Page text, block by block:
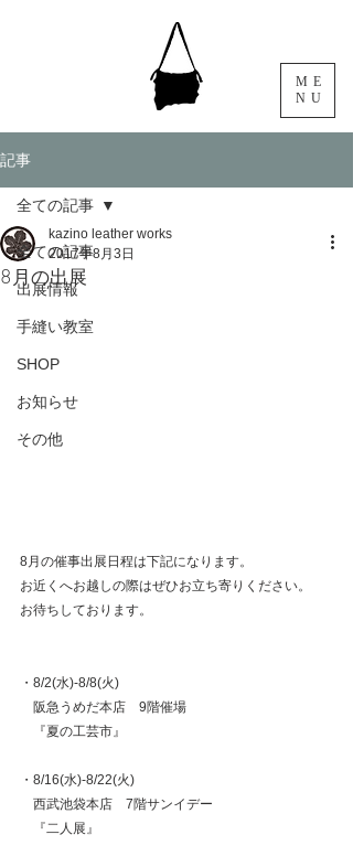
ME
NU
記事
全ての記事
出展情報
手縫い教室
SHOP
お知らせ
その他
全ての記事
8月の出展
kazino leather works
2017年8月3日
8月の催事出展日程は下記になります。
お近くへお越しの際はぜひお立ち寄りください。
お待ちしております。
・8/2(水)-8/8(火)
阪急うめだ本店　9階催場
『夏の工芸市』
・8/16(水)-8/22(火)
西武池袋本店　7階サンイデー
『二人展』